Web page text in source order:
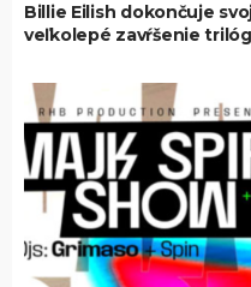
Billie Eilish dokončuje
veľkolepé zavŕšenie